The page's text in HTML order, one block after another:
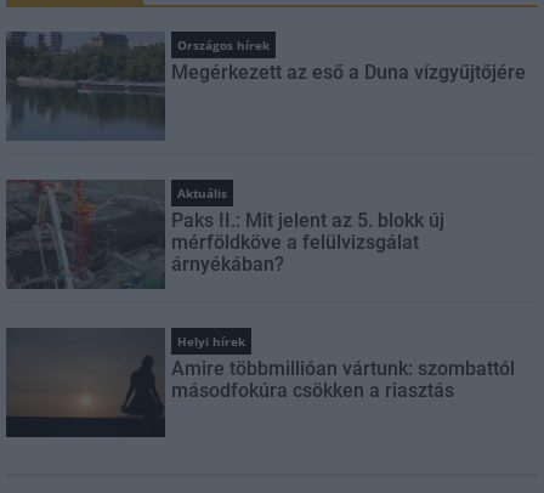
Országos hírek
Megérkezett az eső a Duna vízgyűjtőjére
Aktuális
Paks II.: Mit jelent az 5. blokk új
mérföldköve a felülvizsgálat
árnyékában?
Helyi hírek
Amire többmillióan vártunk: szombattól
másodfokúra csökken a riasztás